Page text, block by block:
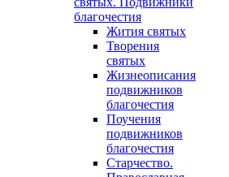
благочестия
Жития святых
Творения
святых
Жизнеописания
подвижников
благочестия
Поучения
подвижников
благочестия
Старчество.